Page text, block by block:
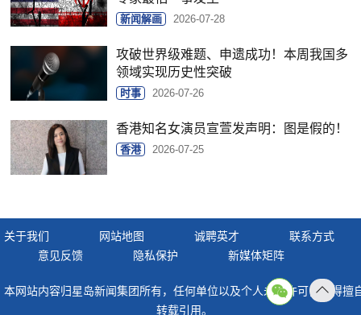
新闻解画 2026-07-28
攻破世界级难题、申遗成功！本周我国多
领域实现历史性突破
时事 2026-07-26
香港知名女演员宣萱发声明：图是假的！
香港 2026-07-25
关于我们 网站地图 诚聘英才
联系方式
意见反馈
隐私保护 新媒体矩阵
本网站内容归星岛新闻集团所有，任何单位以及个人未经许可，不得擅
转载引用。